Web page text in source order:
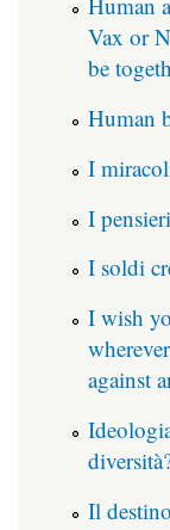
Vax or
be
Human
I
I
I soldi
I wish
against
Il